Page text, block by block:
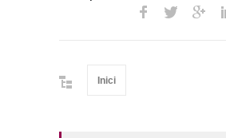
Inici